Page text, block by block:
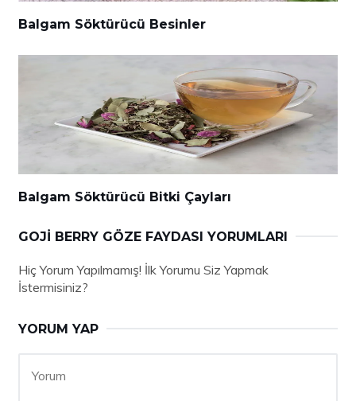
Balgam Söktürücü Besinler
Balgam Söktürücü Bitki Çayları
GOJI BERRY GÖZE FAYDASI YORUMLARI
Hiç Yorum Yapılmamış! İlk Yorumu Siz Yapmak
İstermisiniz?
YORUM YAP